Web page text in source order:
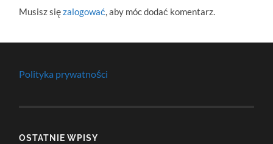
Musisz sięzalogować, aby móc dodać komentarz.
Polityka prywatności
OSTATNIE WPISY